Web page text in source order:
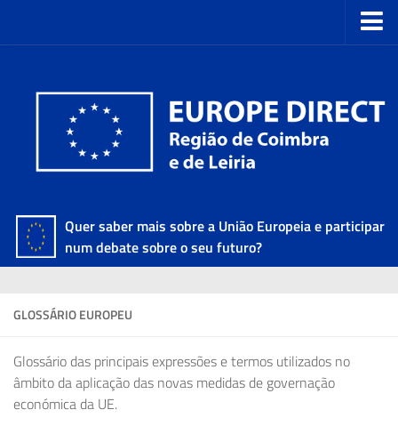
Quer saber mais sobre a União Europeia e participar
num debate sobre o seu futuro?
GLOSSÁRIO EUROPEU
Glossário das principais expressões e termos utilizados no
âmbito da aplicação das novas medidas de governação
económica da UE.